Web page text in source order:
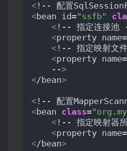
< !-- 配置
<bean id="ssfb"
< !-- 指定连接池
<property name=
< !-- 指定映射文
<property name=
    --
>
</bean>
< !-- 配置
<bean class=
< !-- 指定映射器
<property name=
</bean>